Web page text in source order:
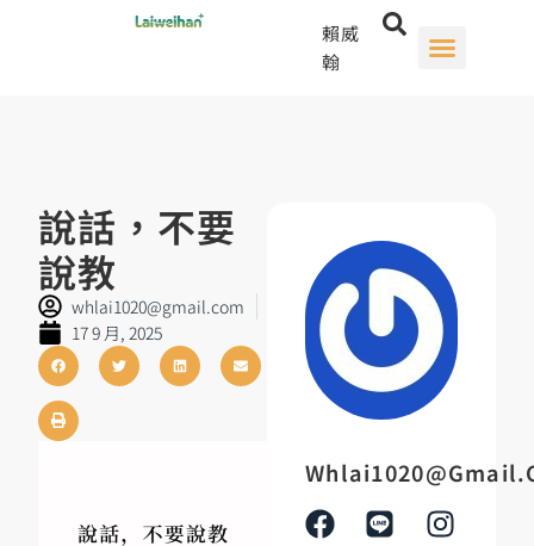
賴威
翰
說話，不要
說教
whlai1020@gmail.com
17 9 月, 2025